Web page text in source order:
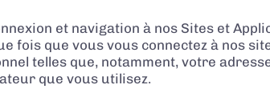
et navigation à nos Sites et
fois que vous vous connectez à nos
telles que, notamment, votre
que vous utilisez.